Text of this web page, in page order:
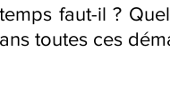
faut-il ?
toutes ces